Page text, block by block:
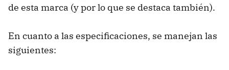
de esta marca (y por lo que se destaca también).
En cuanto a las especificaciones, se manejan las
siguientes: